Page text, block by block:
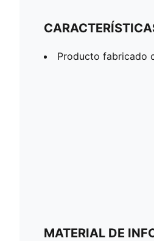
Producto fabricado
MATERIAL DE